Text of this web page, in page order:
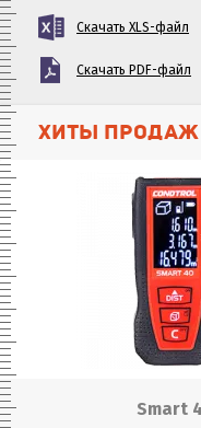
Скачать XLS-файл
Скачать PDF-файл
ХИТЫ ПРОДАЖ
Smart